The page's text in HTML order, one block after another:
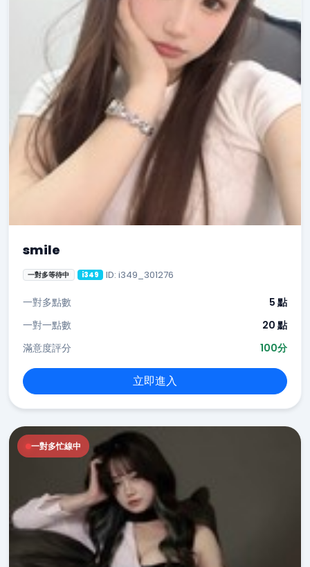
smile
一對多等待中 i349 ID: i349_301276
一對多點數
5 點
一對一點數
20 點
滿意度評分
100分
立即進入
一對多忙線中